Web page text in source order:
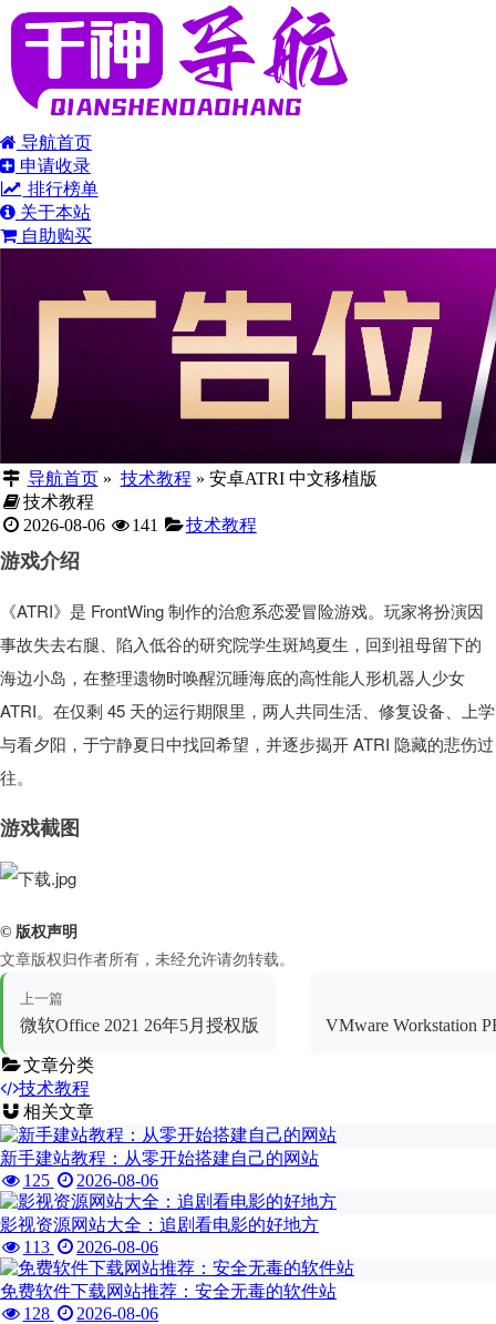
导航首页
申请收录
排行榜单
关于本站
自助购买
导航首页» 技术教程 » 安卓ATRI 中文移植版
技术教程
2026-08-06
141 技术教程
游戏介绍
《ATRI》是 FrontWing 制作的治愈系恋爱冒险游戏。玩家将扮演因
事故失去右腿、陷入低谷的研究院学生斑鸠夏生，回到祖母留下的
海边小岛，在整理遗物时唤醒沉睡海底的高性能人形机器人少女
ATRI。在仅剩 45 天的运行期限里，两人共同生活、修复设备、上学
与看夕阳，于宁静夏日中找回希望，并逐步揭开 ATRI 隐藏的悲伤过
往。
游戏截图
© 版权声明
文章版权归作者所有，未经允许请勿转载。
上一篇
微软Office 2021 26年5月授权版 VMware Workstation
文章分类
技术教程
相关文章
新手建站教程：从零开始搭建自己的网站
125
2026-08-06
影视资源网站大全：追剧看电影的好地方
113
2026-08-06
免费软件下载网站推荐：安全无毒的软件站
128
2026-08-06